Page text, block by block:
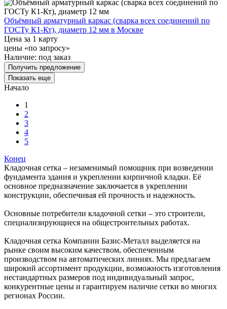
Объёмный арматурный каркас (сварка всех соединений по
ГОСТу К1-Кт), диаметр 12 мм в Москве
Цена за 1 карту
цены «по запросу»
Наличие: под заказ
Получить предложение
Показать еще
Начало
1
2
3
4
5
Конец
Кладочная сетка – незаменимый помощник при возведении
фундамента здания и укреплении кирпичной кладки. Её
основное предназначение заключается в укреплении
конструкции, обеспечивая ей прочность и надежность.
Основные потребители кладочной сетки – это строители,
специализирующиеся на общестроительных работах.
Кладочная сетка Компании Базис-Металл выделяется на
рынке своим высоким качеством, обеспеченным
производством на автоматических линиях. Мы предлагаем
широкий ассортимент продукции, возможность изготовления
нестандартных размеров под индивидуальный запрос,
конкурентные цены и гарантируем наличие сетки во многих
регионах России.